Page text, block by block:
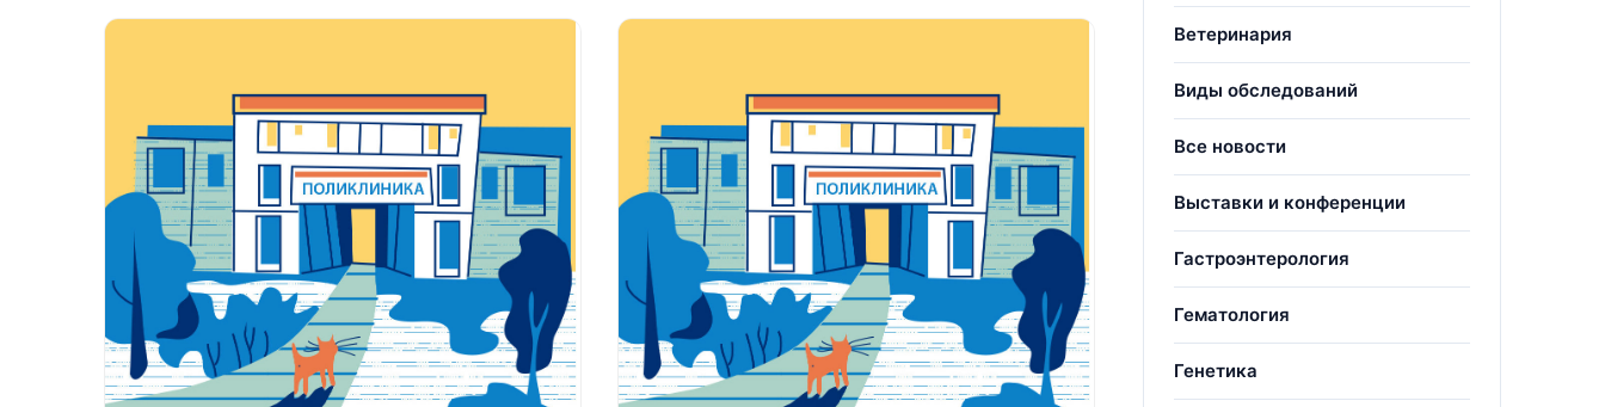
Ветеринария
Виды обследований
Все новости
Выставки и конференции
Гастроэнтерология
Гематология
Генетика